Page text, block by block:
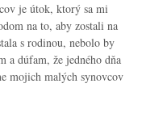
je útok, ktorý sa mi
na to, aby zostali na
s rodinou, nebolo by
a dúfam, že jedného dňa
mojich malých synovcov